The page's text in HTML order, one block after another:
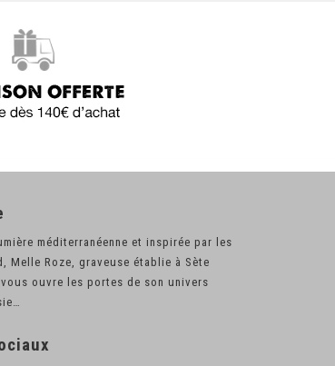
méditerranéenne et inspirée par les
Melle Roze, graveuse établie à Sète
ouvre les portes de son univers